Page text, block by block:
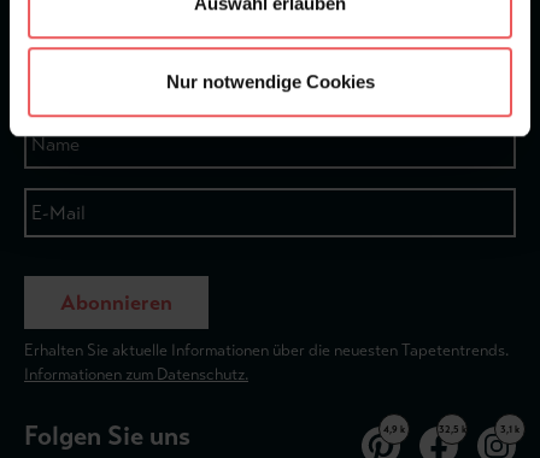
Nur notwendige Cookies
Bei 1245 Bewertungen
Newsletter
Abonnieren
Erhalten Sie aktuelle Informationen über die neuesten Tapetentrends.
Informationen zum Datenschutz.
Folgen Sie uns 4,9 k 32,5 k 3,1 k